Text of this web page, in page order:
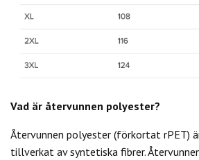
Vad är återvunnen polyester?
Återvunnen polyester (förkortat rPET)
tillverkat av syntetiska fibrer.